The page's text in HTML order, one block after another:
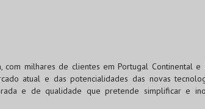
milhares de clientes em Portugal Continental e
atual e das potencialidades das novas
e de qualidade que pretende simplificar e